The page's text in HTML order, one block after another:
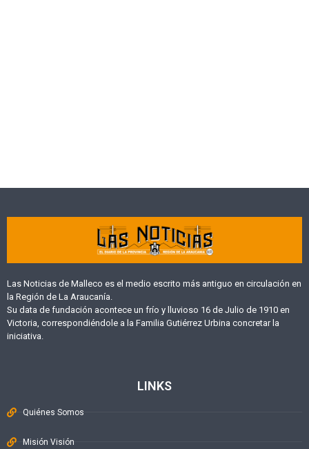
Las Noticias de Malleco es el medio escrito más antiguo en circulación en
la Región de La Araucanía.
Su data de fundación acontece un frío y lluvioso 16 de Julio de 1910 en
Victoria, correspondiéndole a la Familia Gutiérrez Urbina concretar la
iniciativa.
LINKS
Quiénes Somos
Misión Visión